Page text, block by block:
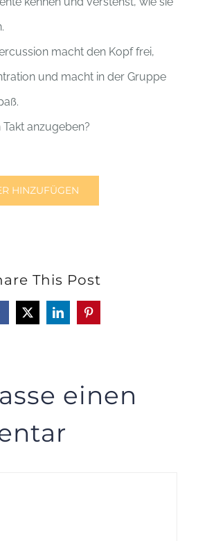
macht den Kopf frei,
und macht in der Gruppe
anzugeben?
HINZUFÜGEN
This Post
X LinkedInPinterest
einen